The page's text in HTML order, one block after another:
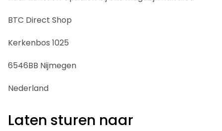
BTC Direct Shop
Kerkenbos 1025
6546BB Nijmegen
Nederland
Laten sturen naar